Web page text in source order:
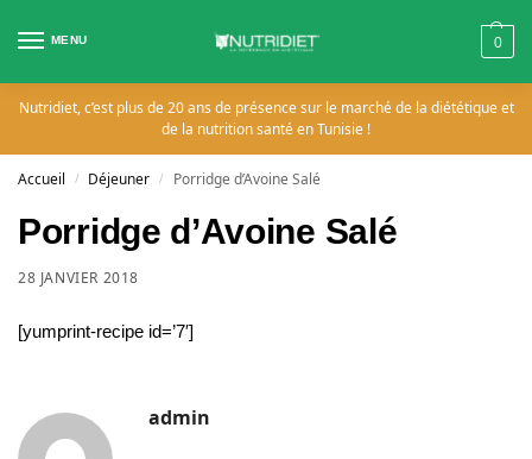
MENU 0
Nutridiet, c’est plus de 20 ans de présence sur le marché de la diététique et
de la nutrition santé en Tunisie !
Accueil / Déjeuner / Porridge d’Avoine Salé
Porridge d’Avoine Salé
28 JANVIER 2018
[yumprint-recipe id=’7′]
admin